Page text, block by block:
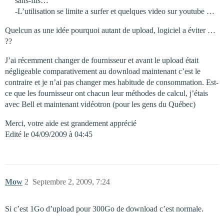
-L’utilisation se limite a surfer et quelques video sur youtube …
Quelcun as une idée pourquoi autant de upload, logiciel a éviter …
??
J’ai récemment changer de fournisseur et avant le upload était
négligeable comparativement au download maintenant c’est le
contraire et je n’ai pas changer mes habitude de consommation. Est-
ce que les fournisseur ont chacun leur méthodes de calcul, j’étais
avec Bell et maintenant vidéotron (pour les gens du Québec)
Merci, votre aide est grandement apprécié
Edité le 04/09/2009 à 04:45
Mow Septembre 2, 2009, 7:24
2
Si c’est 1Go d’upload pour 300Go de download c’est normale.